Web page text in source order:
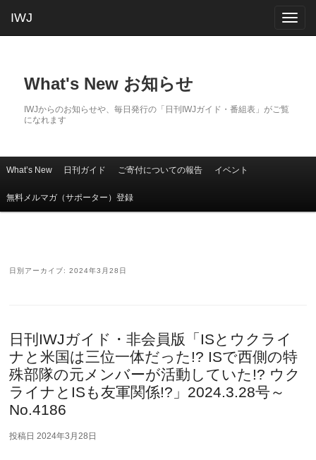
IWJ
What's New お知らせ
IWJからのお知らせや、毎日発行の「日刊IWJガイド・番組表」がご覧
になれます
メインコンテンツへ移動
サブコンテンツへ移動
What’s New 日刊ガイド ご寄付についての報告 イベント
無料メルマガ（サポーター）登録
日別アーカイブ:2024年3月28日
日刊IWJガイド・非会員版「ISとウクライ
ナと米国は三位一体だった!? ISで西側の特
殊部隊の元メンバーが活動していた!? ウク
ライナとISも友軍関係!?」2024.3.28号～
No.4186
投稿日2024年3月28日